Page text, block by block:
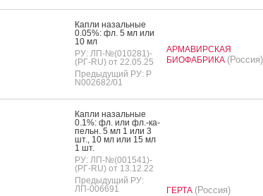
Кап­ли на­заль­ные
0.05%: фл. 5 мл или
10 мл
РУ: ЛП-№(010281)-
(РГ-RU) от 22.05.25
Предыдущий РУ: Р
N002682/01
АРМАВИРСКАЯ
БИОФАБРИКА (Россия)
Кап­ли на­заль­ные
0.1%: фл. или фл.-ка­
пельн. 5 мл 1 или 3
шт., 10 мл или 15 мл
1 шт.
РУ: ЛП-№(001541)-
(РГ-RU) от 13.12.22
Предыдущий РУ:
ЛП-006691
ГЕРТА (Россия)